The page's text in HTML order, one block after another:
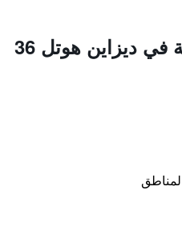
في ديزاين هوتل 36